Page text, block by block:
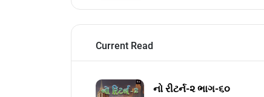
Current Read
નો રીટર્ન-૨ ભાગ-૬૦